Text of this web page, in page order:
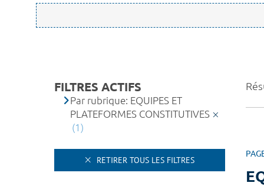
FILTRES ACTIFS
Par rubrique: EQUIPES ET
PLATEFORMES CONSTITUTIVES
(1)
RETIRER TOUS LES FILTRES